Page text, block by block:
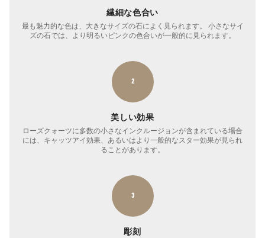
繊細な色合い
最も魅力的な色は​​、大きなサイズの石によく見られます。 小さなサイ
ズの石では、より明るいピンクの色合いが一般的に見られます。
2
美しい効果
ローズクォーツに多数の小さなインクルージョンが含まれている場合
には、キャッツアイ効果、あるいはより一般的なスター効果が見られ
ることがあります。
3
彫刻